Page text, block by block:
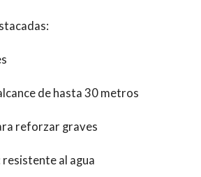
de hasta 30 metros
reforzar graves
al agua